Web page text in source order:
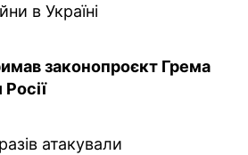
в Україні
законопроєкт Грема
атакували